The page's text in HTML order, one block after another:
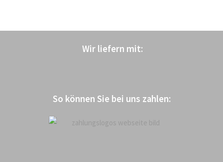
Wir liefern mit:
So können Sie bei uns zahlen: